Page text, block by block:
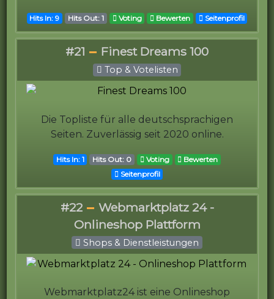
Hits In: 9 Hits Out: 1 Voting Bewerten Seitenprofil
#21 Finest Dreams 100
Top & Votelisten
Die Topliste für alle deutschsprachigen
Seiten. Zuverlässig seit 2020 online.
Hits In: 1 Hits Out: 0 Voting
Bewerten
Seitenprofil
#22
Webmarktplatz 24 -
Onlineshop Plattform
Shops & Dienstleistungen
Webmarktplatz24 ist eine Onlineshop